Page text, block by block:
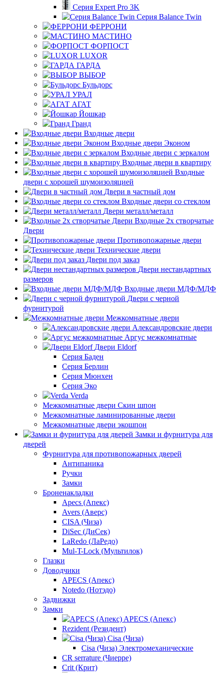
Серия Expert Pro 3K
Серия Balance Twin
ФЕРРОНИ
МАСТИНО
ФОРПОСТ
LUXOR
ГАРДА
ВЫБОР
Бульдорс
УРАЛ
АГАТ
Йошкар
Гранд
Входные двери
Входные двери Эконом
Входные двери с зеркалом
Входные двери в квартиру
Входные
двери с хорошей шумоизоляцией
Двери в частный дом
Входные двери со стеклом
Двери металл/металл
Входные 2х створчатые
Двери
Противопожарные двери
Технические двери
Двери под заказ
Двери нестандартных
размеров
Входные двери МДФ/МДФ
Двери с черной
фурнитурой
Межкомнатные двери
Александровские двери
Аргус межкомнатные
Двери Eldorf
Серия Баден
Серия Берлин
Серия Мюнхен
Серия Эко
Verda
Межкомнатные двери Скин шпон
Межкомнатные ламинированные двери
Межкомнатные двери экошпон
Замки и фурнитура для
дверей
Фурнитура для противопожарных дверей
Антипаника
Ручки
Замки
Броненакладки
Apecs (Апекс)
Avers (Аверс)
CISA (Чиза)
DiSec (ДиСек)
LaRedo (ЛаРедо)
Mul-T-Lock (Мультилок)
Глазки
Доводчики
APECS (Апекс)
Notedo (Нотэдо)
Задвижки
Замки
APECS (Апекс)
Rezident (Резидент)
Cisa (Чиза)
Cisa (Чиза) Электромеханические
CR serrature (Чиерре)
Crit (Крит)